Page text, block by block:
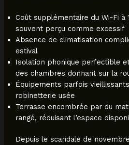
Coût supplémentaire du Wi-Fi à
souvent perçu comme excessif
Absence de climatisation
estival
Isolation phonique perfectible
des chambres donnant sur la
Équipements parfois
robinetterie usée
Terrasse encombrée par du
rangé, réduisant l’espace
Depuis le scandale de